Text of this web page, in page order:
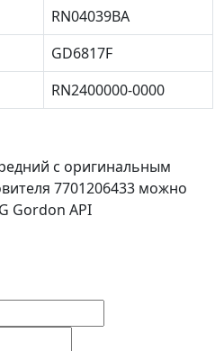
RN04039BA
GD6817F
RN2400000-0000
с оригинальным
7701206433 можно
Gordon API